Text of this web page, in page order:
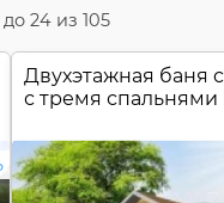
до 24из 105
Двухэтажная баня
с тремя